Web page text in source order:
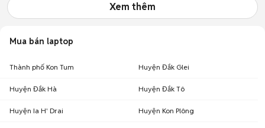
Xem thêm
Mua bán laptop
Thành phố Kon Tum Huyện Đắk Glei
Huyện Đắk Hà Huyện Đắk Tô
Huyện Ia H' Drai Huyện Kon Plông